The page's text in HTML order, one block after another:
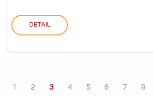
DETAIL
1 2 3 4 5 6 7 8